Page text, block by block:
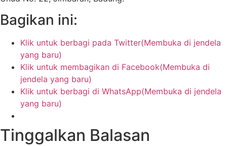
Bagikan ini:
Klik untuk berbagi pada Twitter(Membuka di jendela
yang baru)
Klik untuk membagikan di Facebook(Membuka di
jendela yang baru)
Klik untuk berbagi di WhatsApp(Membuka di jendela
yang baru)
Tinggalkan Balasan